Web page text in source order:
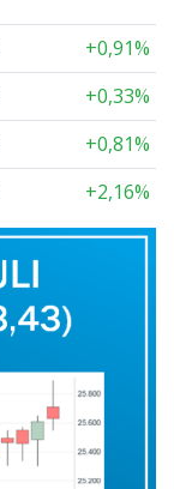
+0,91%
+0,33%
+0,81%
+2,16%